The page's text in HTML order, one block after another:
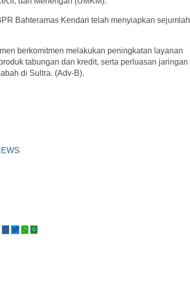
Bahteramas Kendari telah menyiapkan sejumlah
berkomitmen melakukan peningkatan layanan
tabungan dan kredit, serta perluasan jaringan
di Sultra. (Adv-B).